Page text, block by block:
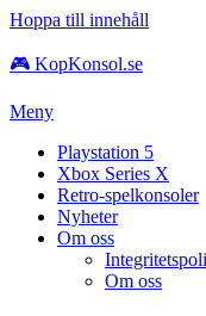
Hoppa till innehåll
🎮 KopKonsol.se
Meny
Playstation 5
Xbox Series X
Retro-spelkonsoler
Nyheter
Om oss
Om oss